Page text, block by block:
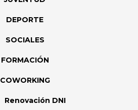
DEPORTE
SOCIALES
FORMACIÓN
COWORKING
Renovación DNI